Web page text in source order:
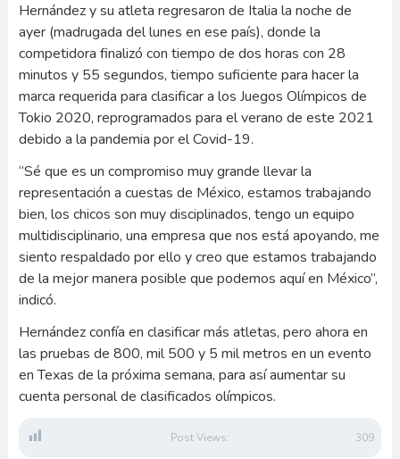
Hernández y su atleta regresaron de Italia la noche de
ayer (madrugada del lunes en ese país), donde la
competidora finalizó con tiempo de dos horas con 28
minutos y 55 segundos, tiempo suficiente para hacer la
marca requerida para clasificar a los Juegos Olímpicos de
Tokio 2020, reprogramados para el verano de este 2021
debido a la pandemia por el Covid-19.
“Sé que es un compromiso muy grande llevar la
representación a cuestas de México, estamos trabajando
bien, los chicos son muy disciplinados, tengo un equipo
multidisciplinario, una empresa que nos está apoyando, me
siento respaldado por ello y creo que estamos trabajando
de la mejor manera posible que podemos aquí en México”,
indicó.
Hernández confía en clasificar más atletas, pero ahora en
las pruebas de 800, mil 500 y 5 mil metros en un evento
en Texas de la próxima semana, para así aumentar su
cuenta personal de clasificados olímpicos.
Post Views: 309